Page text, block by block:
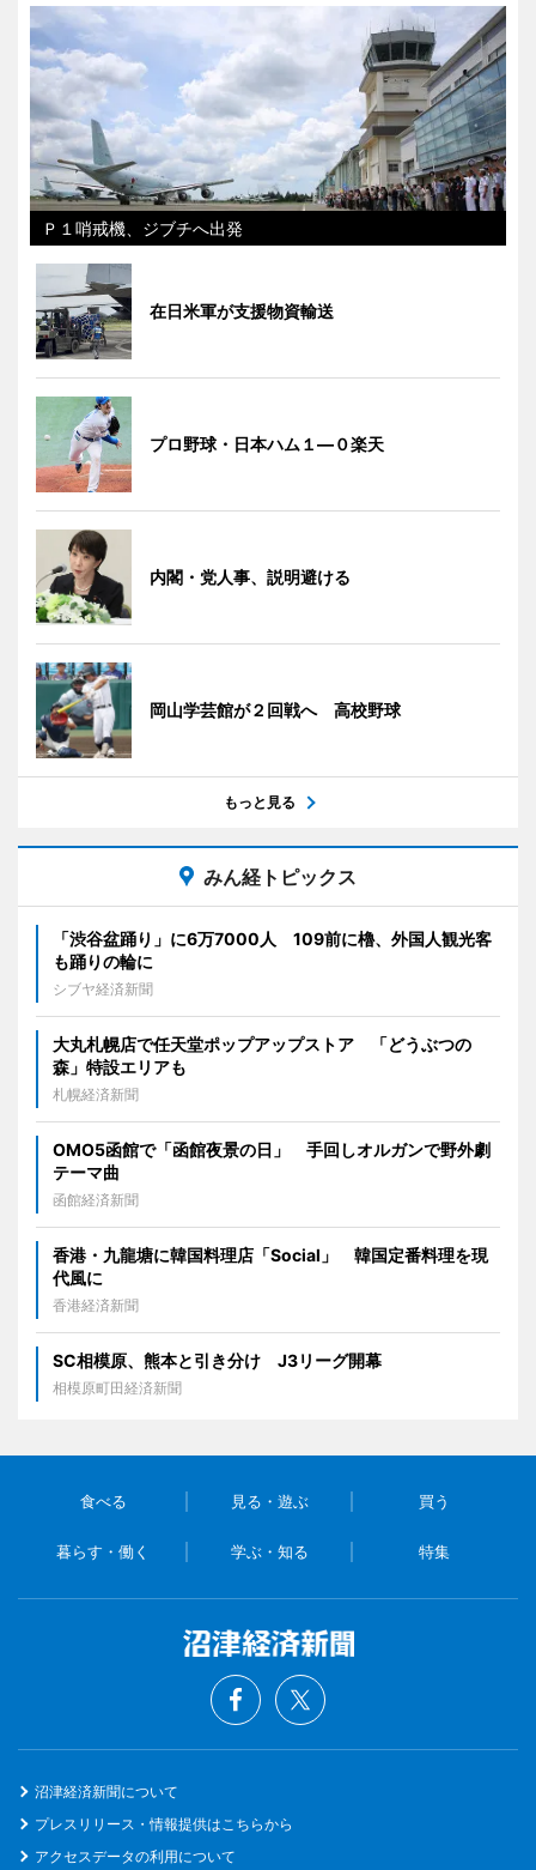
Ｐ１哨戒機、ジブチへ出発
在日米軍が支援物資輸送
プロ野球・日本ハム１―０楽天
内閣・党人事、説明避ける
岡山学芸館が２回戦へ 高校野球
もっと見る
みん経トピックス
「渋谷盆踊り」に6万7000人 109前に櫓、外国人観光客
も踊りの輪に
シブヤ経済新聞
大丸札幌店で任天堂ポップアップストア 「どうぶつの
森」特設エリアも
札幌経済新聞
OMO5函館で「函館夜景の日」 手回しオルガンで野外劇
テーマ曲
函館経済新聞
香港・九龍塘に韓国料理店「Social」 韓国定番料理を現
代風に
香港経済新聞
SC相模原、熊本と引き分け J3リーグ開幕
相模原町田経済新聞
食べる 見る・遊ぶ 買う
暮らす・働く 学ぶ・知る 特集
沼津経済新聞について
プレスリリース・情報提供はこちらから
アクセスデータの利用について